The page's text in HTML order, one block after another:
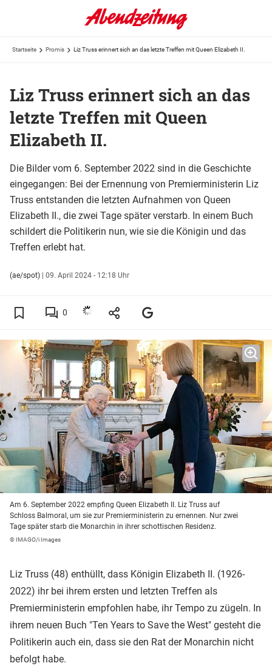
Startseite Promis Liz Truss erinnert sich an das letzte Treffen mit Queen Elizabeth II.
Liz Truss erinnert sich an das
letzte Treffen mit Queen
Elizabeth II.
Die Bilder vom 6. September 2022 sind in die Geschichte
eingegangen: Bei der Ernennung von Premierministerin Liz
Truss entstanden die letzten Aufnahmen von Queen
Elizabeth II., die zwei Tage später verstarb. In einem Buch
schildert die Politikerin nun, wie sie die Königin und das
Treffen erlebt hat.
(ae/spot) | 09. April 2024 - 12:18 Uhr
0
Am 6. September 2022 empfing Queen Elizabeth II. Liz Truss auf
Schloss Balmoral, um sie zur Premierministerin zu ernennen. Nur zwei
Tage später starb die Monarchin in ihrer schottischen Residenz.
© IMAGO/i Images
Liz Truss (48) enthüllt, dass Königin Elizabeth II. (1926-
2022) ihr bei ihrem ersten und letzten Treffen als
Premierministerin empfohlen habe, ihr Tempo zu zügeln. In
ihrem neuen Buch "Ten Years to Save the West" gesteht die
Politikerin auch ein, dass sie den Rat der Monarchin nicht
befolgt habe.